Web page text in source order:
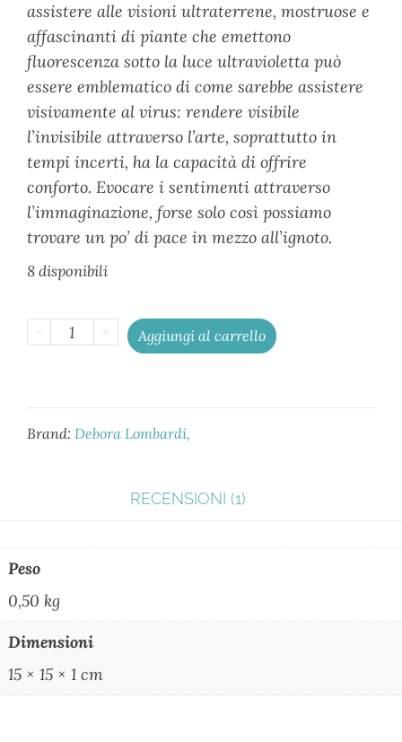
assistere alle visioni ultraterrene, mostruose e
affascinanti di piante che emettono
fluorescenza sotto la luce ultravioletta può
essere emblematico di come sarebbe assistere
visivamente al virus: rendere visibile
l’invisibile attraverso l’arte, soprattutto in
tempi incerti, ha la capacità di offrire
conforto. Evocare i sentimenti attraverso
l’immaginazione, forse solo così possiamo
trovare un po’ di pace in mezzo all’ignoto.
8 disponibili
- + Aggiungi al carrello
Brand: Debora Lombardi
RECENSIONI (1)
Peso
0,50 kg
Dimensioni
15 × 15 × 1 cm